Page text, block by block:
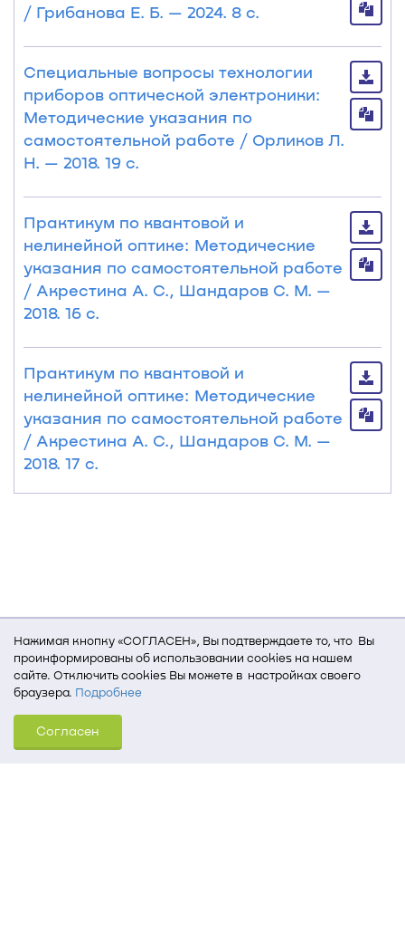
Нажимая кнопку «СОГЛАСЕН», Вы подтверждаете то, что Вы
проинформированы об использовании cookies на нашем
сайте. Отключить cookies Вы можете в настройках своего
браузера. Подробнее
Для того, чтобы мы могли качественно предоставить Вам
услуги, мы используем cookies, которые сохраняются
на Вашем компьютере (Сведения о местоположении; ip-адрес;
Согласен
/ Грибанова Е. Б. — 2024. 8 с.
Специальные вопросы технологии
приборов оптической электроники:
Методические указания по
самостоятельной работе / Орликов Л.
Н. — 2018. 19 с.
Практикум по квантовой и
нелинейной оптике: Методические
указания по самостоятельной работе
/ Акрестина А. С., Шандаров С. М. —
2018. 16 с.
Практикум по квантовой и
нелинейной оптике: Методические
указания по самостоятельной работе
/ Акрестина А. С., Шандаров С. М. —
2018. 17 с.